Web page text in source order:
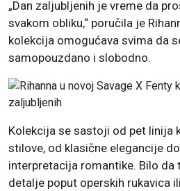
„Dan zaljubljenih je vreme da
svakom obliku,“ poručila je
kolekcija omogućava svima da
samopouzdano i slobodno.
Kolekcija se sastoji od pet linija
stilove, od klasične elegancije
interpretacija romantike. Bilo da
detalje poput operskih rukavica